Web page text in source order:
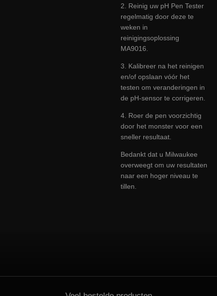
2. Reinig uw pH Pen Tester
regelmatig door deze te
weken in
reinigingsoplossing
MA9016.
3. Kalibreer na het reinigen
en/of opslaan vóór het
testen om veranderingen in
de pH-sensor te corrigeren.
4. Roer de pen voorzichtig
door het monster voor een
sneller resultaat.
Bedankt dat u Milwaukee
overweegt om uw resultaten
naar een hoger niveau te
tillen.